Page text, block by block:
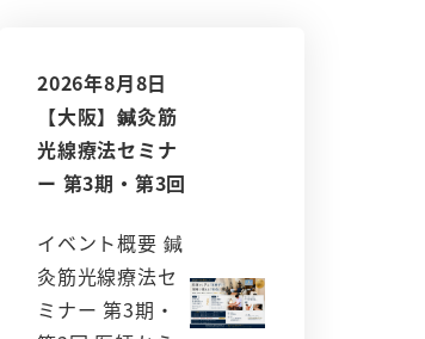
2026年8月8日
【大阪】鍼灸筋
光線療法セミナ
ー 第3期・第3回
イベント概要 鍼
灸筋光線療法セ
ミナー 第3期・